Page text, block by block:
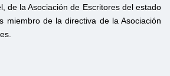
de la Asociación de Escritores del estado
miembro de la directiva de la Asociación